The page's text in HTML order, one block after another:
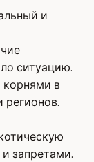
и
ситуацию.
корнями в
запретами.